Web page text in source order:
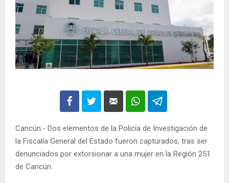
Cancún.- Dos elementos de la Policía de Investigación de
la Fiscalía General del Estado fueron capturados, tras ser
denunciados por extorsionar a una mujer en la Región 251
de Cancún.